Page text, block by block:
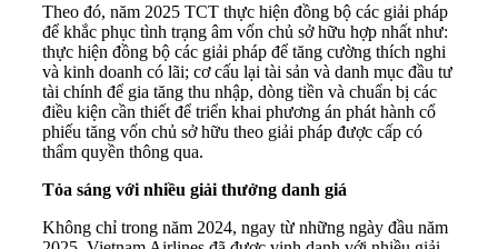
Theo đó, năm 2025 TCT thực hiện đồng bộ các giải pháp
để khắc phục tình trạng âm vốn chủ sở hữu hợp nhất như:
thực hiện đồng bộ các giải pháp để tăng cường thích nghi
và kinh doanh có lãi; cơ cấu lại tài sản và danh mục đầu tư
tài chính để gia tăng thu nhập, dòng tiền và chuẩn bị các
điều kiện cần thiết để triển khai phương án phát hành cổ
phiếu tăng vốn chủ sở hữu theo giải pháp được cấp có
thẩm quyền thông qua.
Tỏa sáng với nhiều giải thưởng danh giá
Không chỉ trong năm 2024, ngay từ những ngày đầu năm